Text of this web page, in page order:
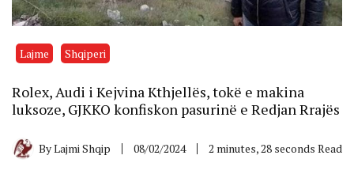
Lajme Shqiperi
Rolex, Audi i Kejvina Kthjellës, tokë e makina
luksoze, GJKKO konfiskon pasurinë e Redjan Rrajës
ByLajmi Shqip 08/02/2024 2 minutes, 28 seconds Read